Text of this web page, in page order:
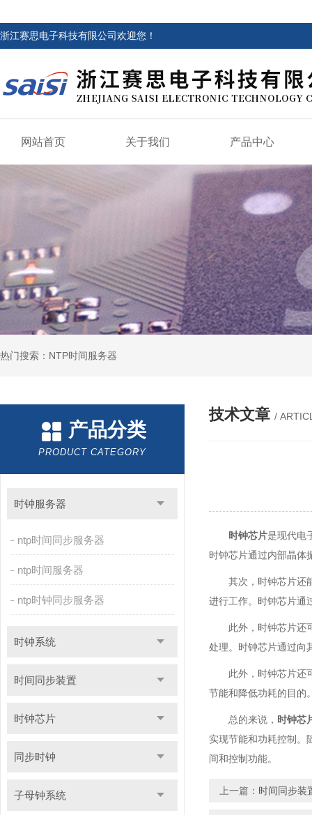
浙江赛思电子科技有限公司欢迎您！
网站首页 关于我们 产品中心
热门搜索：NTP时间服务器
产品分类
PRODUCT CATEGORY
时钟服务器
ntp时间同步服务器
ntp时间服务器
ntp时钟同步服务器
时钟系统
时间同步装置
时钟芯片
同步时钟
子母钟系统
技术文章 /
时钟芯片是现代电
时钟芯片通过内部晶体
其次，时钟芯片还
进行工作。时钟芯片通
此外，时钟芯片还
处理。时钟芯片通过向
此外，时钟芯片还
节能和降低功耗的目的
总的来说， 时钟芯
实现节能和功耗控制。
间和控制功能。
上一篇： 时间同步装